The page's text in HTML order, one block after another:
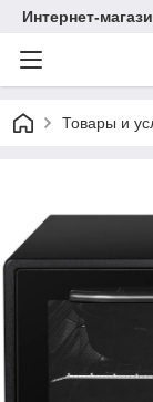
Интернет-
Товары и